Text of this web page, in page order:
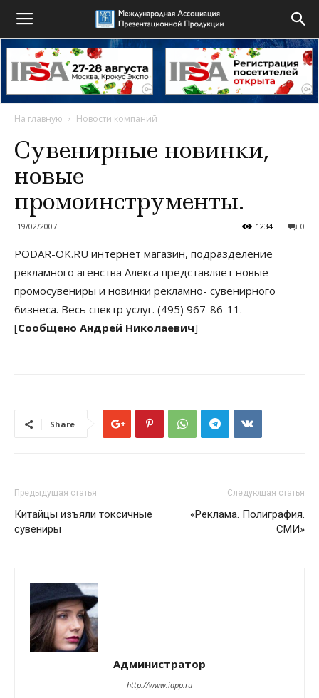
На главную Новости компаний
Сувенирные новинки,
новые
промоинструменты.
19/02/2007 0
1234
PODAR-OK.RU интернет магазин, подразделение
рекламного агенства Алекса представляет новые
промосувениры и новинки рекламно- сувенирного
бизнеса. Весь спектр услуг. (495) 967-86-11.
[Сообщено Андрей Николаевич]
Share
Предыдущая статья
Китайцы изъяли токсичные
сувениры
Следующая статья
«Реклама. Полиграфия.
СМИ»
Администратор
http://www.iapp.ru